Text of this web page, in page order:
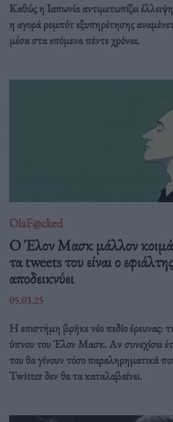
Καθώς η Ιαπωνία αντιμετωπίζει
η αγορά ρομπότ εξυπηρέτησης
μέσα στα επόμενα πέντε χρόνια.
OlaF@cked
Ο Έλον Μασκ μάλλον
τα tweets του είναι ο
αποδεικνύει
05.03.25
Η επιστήμη βρήκε νέο πεδίο έρευνας:
ύπνου του Έλον Μασκ. Αν συνεχίσει
του θα γίνουν τόσο παραληρηματικά
Twitter δεν θα τα καταλαβαίνει.